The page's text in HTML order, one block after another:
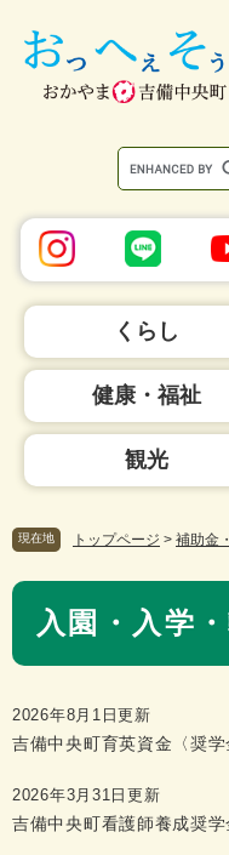
くらし
健康・福祉
観光
現在地 トップページ > 補助金
本
入園・入学
2026年8月1日更新
吉備中央町育英資金〈奨
2026年3月31日更新
吉備中央町看護師養成奨